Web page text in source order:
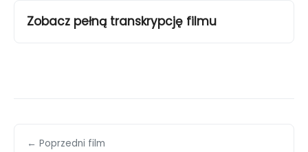
Zobacz pełną transkrypcję filmu
← Poprzedni film